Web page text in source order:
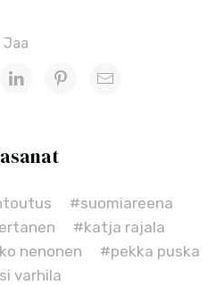
Jaa
#suomiareena
#katja rajala
nenonen
#pekka puska
varhila